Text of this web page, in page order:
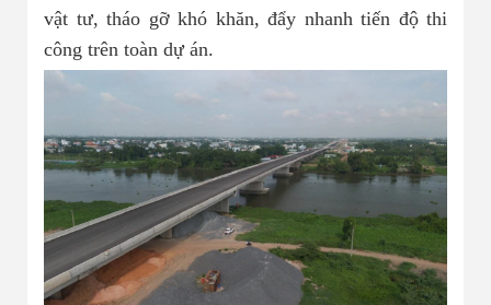
vật tư, tháo gỡ khó khăn, đẩy nhanh tiến độ thi
công trên toàn dự án.